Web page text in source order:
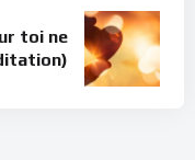
toi ne